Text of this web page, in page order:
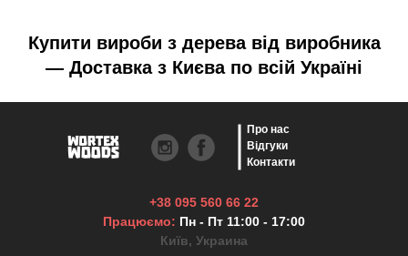
Купити вироби з дерева від виробника
— Доставка з Києва по всій Україні
+38 095 560 66 22
Працюємо: Пн - Пт 11:00 - 17:00
Київ, Украина
Про нас
Відгуки
Контакти